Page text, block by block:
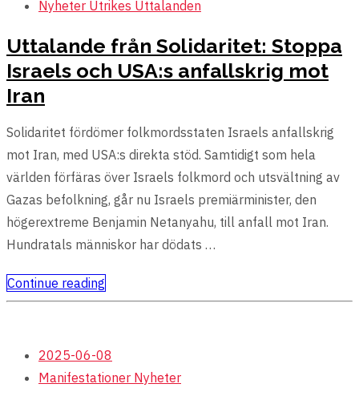
Nyheter Utrikes Uttalanden
Uttalande från Solidaritet: Stoppa
Israels och USA:s anfallskrig mot
Iran
Solidaritet fördömer folkmordsstaten Israels anfallskrig
mot Iran, med USA:s direkta stöd. Samtidigt som hela
världen förfäras över Israels folkmord och utsvältning av
Gazas befolkning, går nu Israels premiärminister, den
högerextreme Benjamin Netanyahu, till anfall mot Iran.
Hundratals människor har dödats …
Continue reading
2025-06-08
Manifestationer Nyheter